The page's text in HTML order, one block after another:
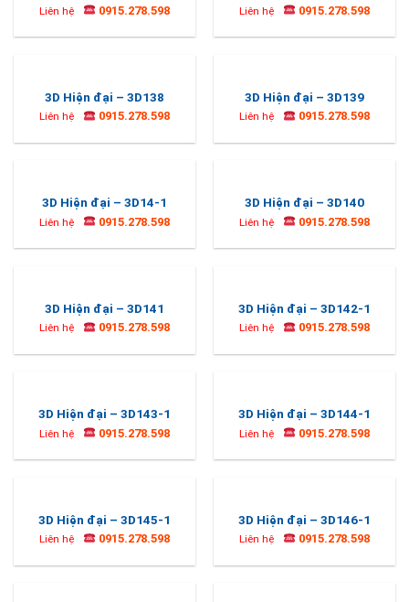
Liên hệ 0915.278.598 Liên hệ 0915.278.598
3D Hiện đại – 3D138
Liên hệ 0915.278.598
3D Hiện đại – 3D139
Liên hệ 0915.278.598
3D Hiện đại – 3D14-1
Liên hệ 0915.278.598
3D Hiện đại – 3D140
Liên hệ 0915.278.598
3D Hiện đại – 3D141
Liên hệ 0915.278.598
3D Hiện đại – 3D142-1
Liên hệ 0915.278.598
3D Hiện đại – 3D143-1
Liên hệ 0915.278.598
3D Hiện đại – 3D144-1
Liên hệ 0915.278.598
3D Hiện đại – 3D145-1
Liên hệ 0915.278.598
3D Hiện đại – 3D146-1
Liên hệ 0915.278.598